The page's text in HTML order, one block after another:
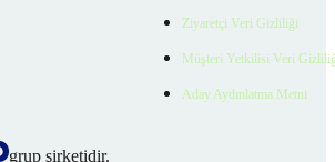
Ziyaretçi Veri Gizliliği
Müşteri Yetkilisi Veri
Aday Aydınlatma Metni
grup şirketidir.